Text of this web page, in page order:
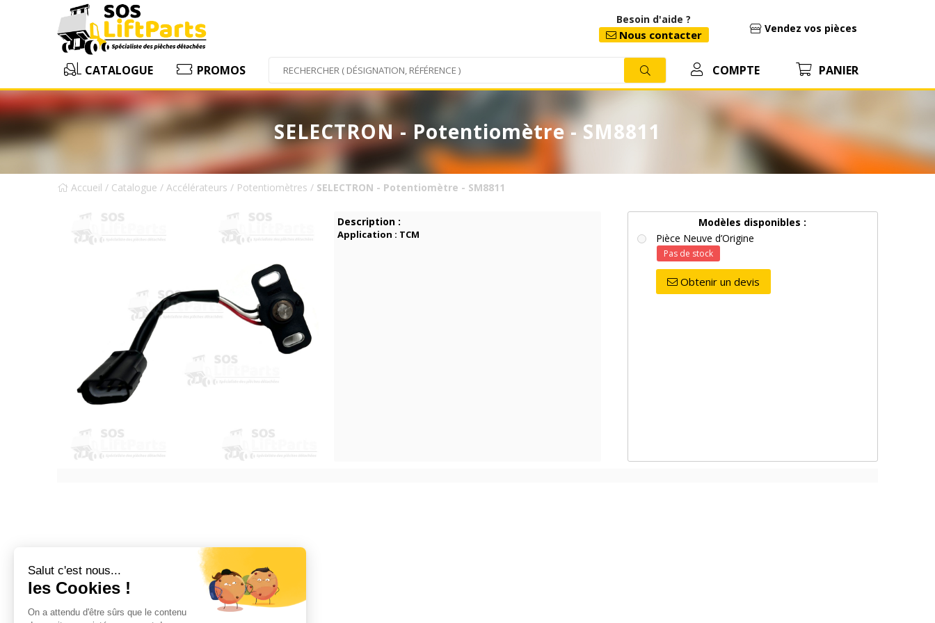
Besoin d'aide ?
Nous contacter Vendez vos pièces
CATALOGUE PROMOS COMPTE PANIER
SELECTRON - Potentiomètre - SM8811
Accueil / Catalogue / Accélérateurs / Potentiomètres / SELECTRON - Potentiomètre - SM8811
Description :
Application : TCM
Modèles disponibles :
Pièce Neuve d’Origine
Pas de stock
Obtenir un devis